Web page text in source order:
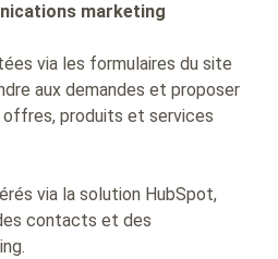
marketing
via les formulaires du site
aux demandes et proposer
produits et services
via la solution HubSpot,
contacts et des